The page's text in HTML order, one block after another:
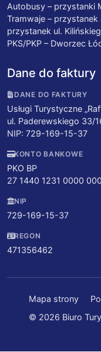
Autobusy – przystanki
Tramwaje –
przystanek ul.
PKS/PKP – Dworzec
Dane do faktury
DANE DO FAKTURY
Usługi Turystyczne
ul. Paderewskiego 33/
NIP: 729-169-15-37
KONTO BANKOWE
PKO BP
27 1440 1231 0000
NIP
729-169-15-37
REGON
471356462
Mapa strony
© 2026 Biuro